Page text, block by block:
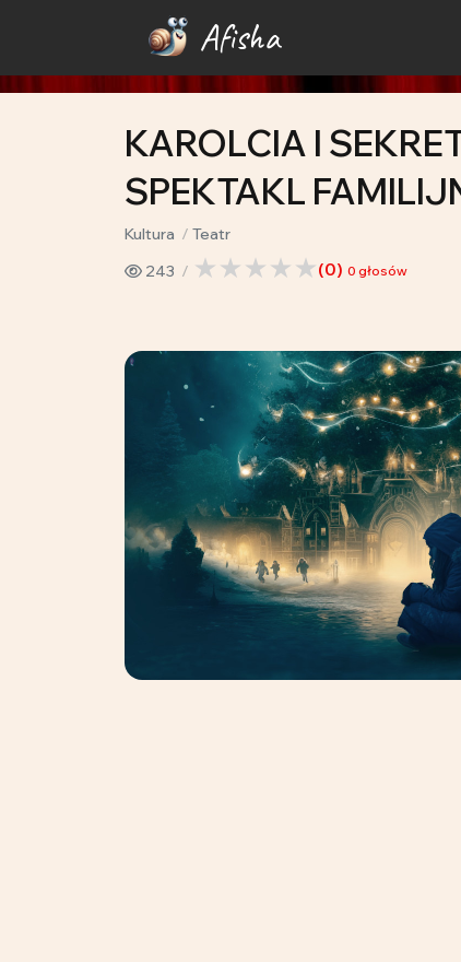
Afisha
KAROLCIA I
SPEKTAKL
Kultura
Teatr
243
(0) 0 głosów